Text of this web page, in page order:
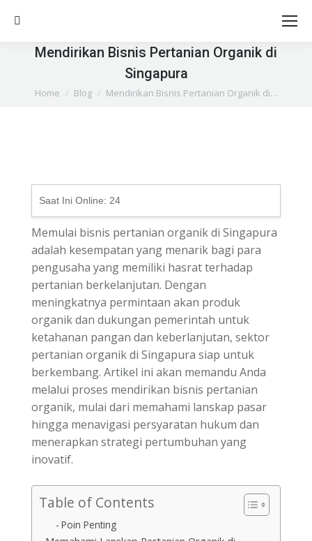
Search:
Mendirikan Bisnis Pertanian Organik di
Singapura
You are here:
Home Blog Mendirikan Bisnis Pertanian Organik di…
Saat Ini Online: 24
Memulai bisnis pertanian organik di Singapura
adalah kesempatan yang menarik bagi para
pengusaha yang memiliki hasrat terhadap
pertanian berkelanjutan. Dengan
meningkatnya permintaan akan produk
organik dan dukungan pemerintah untuk
ketahanan pangan dan keberlanjutan, sektor
pertanian organik di Singapura siap untuk
berkembang. Artikel ini akan memandu Anda
melalui proses mendirikan bisnis pertanian
organik, mulai dari memahami lanskap pasar
hingga menavigasi persyaratan hukum dan
menerapkan strategi pertumbuhan yang
inovatif.
Table of Contents
Poin Penting